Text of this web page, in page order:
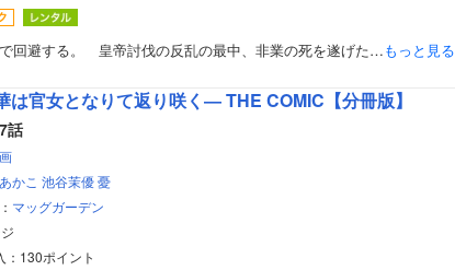
回避する。 皇帝討伐の反乱の最中、非業の死を遂げた…もっと見る
官女となりて返り咲く― THE COMIC【分冊版】
話
あかこ 池谷茉優 憂
マッグガーデン
：130ポイント